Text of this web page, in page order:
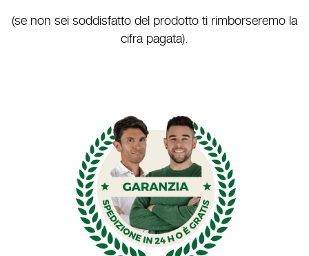
(se non sei soddisfatto del prodotto ti rimborseremo la
cifra pagata).